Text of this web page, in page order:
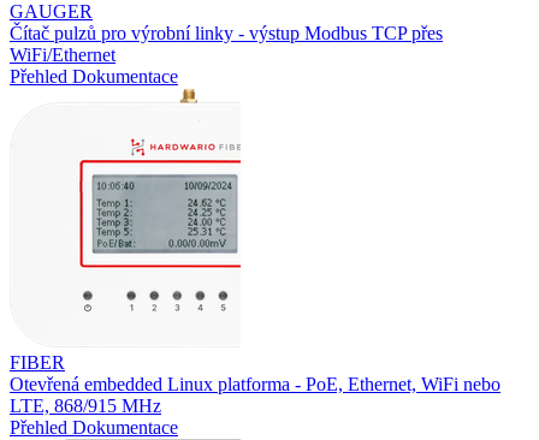
GAUGER
Čítač pulzů pro výrobní linky - výstup Modbus TCP přes
WiFi/Ethernet
Přehled Dokumentace
FIBER
Otevřená embedded Linux platforma - PoE, Ethernet, WiFi nebo
LTE, 868/915 MHz
Přehled Dokumentace